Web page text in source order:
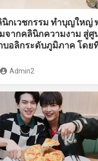
นิกเวชกรรม ทำบุญใหญ่
จากคลินิกความงาม สู่ศู
บอลิกระดับภูมิภาค โด
Admin2